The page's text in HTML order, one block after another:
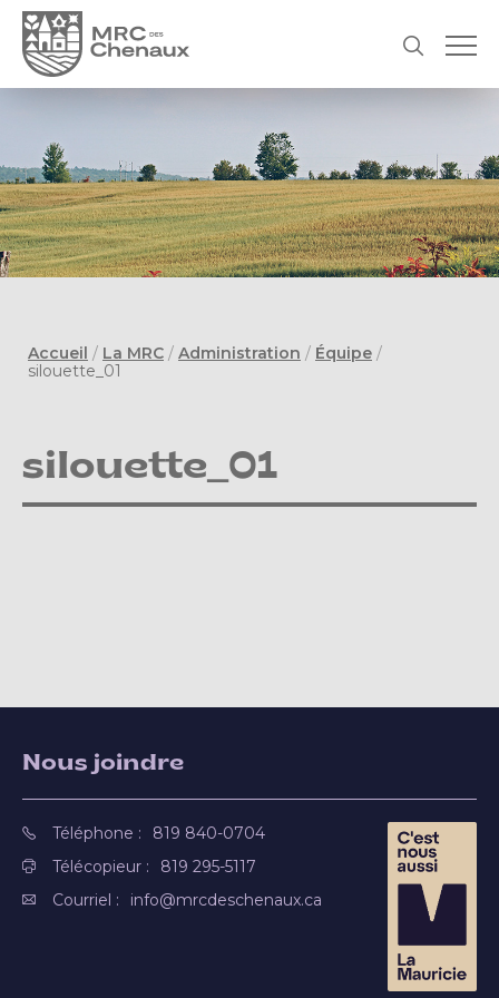
Accueil / La MRC / Administration / Équipe /
silouette_01
silouette_01
Nous joindre
Téléphone :
819 840-0704
Télécopieur :
819 295-5117
Courriel :
info@mrcdeschenaux.ca